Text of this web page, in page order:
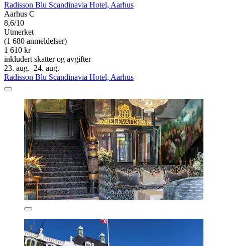
Radisson Blu Scandinavia Hotel, Aarhus
Aarhus C
8,6/10
Utmerket
(1 680 anmeldelser)
1 610 kr
inkludert skatter og avgifter
23. aug.–24. aug.
Radisson Blu Scandinavia Hotel, Aarhus